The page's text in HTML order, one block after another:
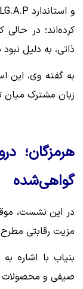
کرده‌اند؛ در
ذاتی، به دلیل
زبان مشترک میان
هرمزگان؛
گواهی‌شده
در این نشست،
مزیت رقابتی
بنیاب با اشاره
صیفی و محصولات